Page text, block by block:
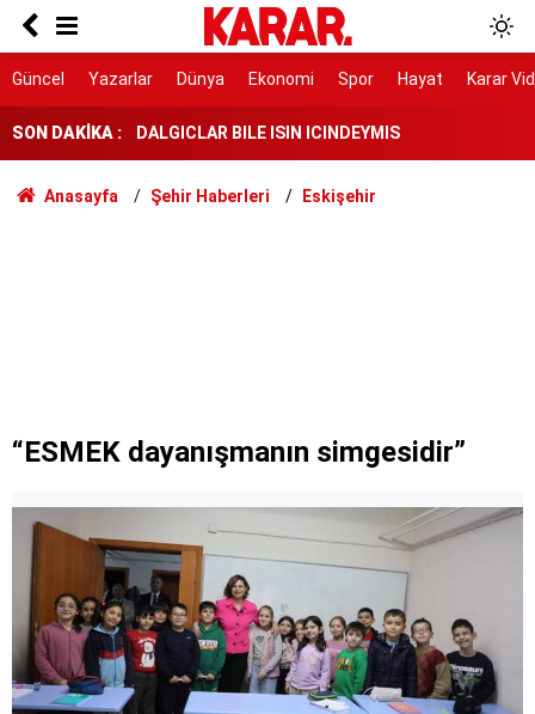
Güncel Yazarlar Dünya Ekonomi Spor Hayat Karar
SON DAKİKA :
Herkes Çeşme'ye akın ederken onlar burayı
keşfetti: İzmir'de 'Böyle bir yer hâlâ var mı?'
dedirtecek o saklı cennet
DALGICLAR BILE ISIN ICINDEYMIS
AK Parti ile fark 4 puanı aştı
buruk
mont arıyor
Anasayfa Şehir Haberleri Eskişehir
“ESMEK dayanışmanın simgesidir”